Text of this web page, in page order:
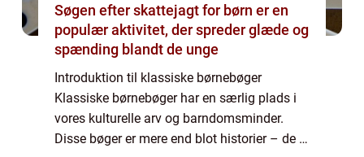
Søgen efter skattejagt for børn er en
populær aktivitet, der spreder glæde og
spænding blandt de unge
Introduktion til klassiske børnebøger
Klassiske børnebøger har en særlig plads i
vores kulturelle arv og barndomsminder.
Disse bøger er mere end blot historier – de er